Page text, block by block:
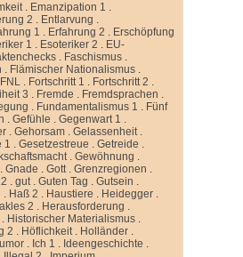
. Emanzipation 1 .
2 . Entlarvung .
1 . Erfahrung 2 . Erschöpfung
1 . Esoteriker 2 . EU-
. Faschismus .
. Flämischer Nationalismus .
FNL . Fortschritt 1 . Fortschritt 2 .
3 . Fremde . Fremdsprachen .
. Fundamentalismus 1 . Fünf
.Gefühle .Gegenwart 1 .
.Gehorsam .Gelassenheit.
1 .Gesetzestreue .Getreide .
.Gewöhnung .
.Gnade .Gott.Grenzregionen .
.gut.Guten Tag .Gutsein .
. Haß 2 . Haustiere . Heidegger .
2 . Herausforderung .
. Historischer Materialismus .
2 . Höflichkeit. Holländer .
. Ich 1 . Ideengeschichte .